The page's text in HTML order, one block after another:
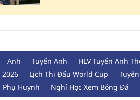
Anh Tuyển Anh HLV Tuyển Anh
Lịch Thi Đấu World Cup
Phụ Huynh
Nghỉ Học Xem Bóng Đá